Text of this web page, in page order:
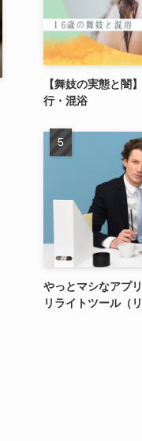
【舞妓の実態と闇
行・混浴
やっとマシなアプ
リライトツール（